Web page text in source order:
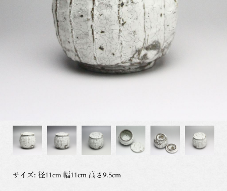
サイズ: 径11cm 幅11cm 高さ9.5cm